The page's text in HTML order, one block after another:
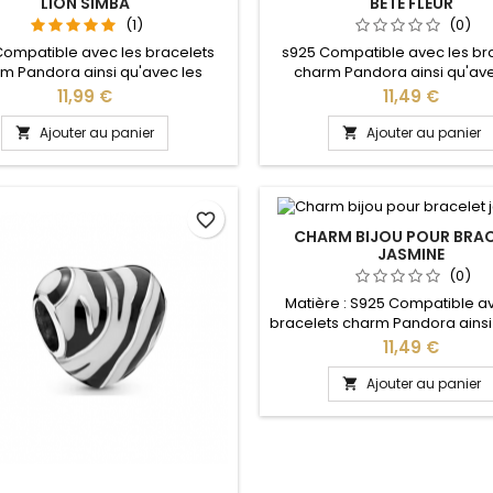
(1)
avec les bracelets
Pandora ainsi qu'avec les
charm de notre site idéal
Saint Valentin, anniversaire,
anniversaire de mariage
Prix
11,99 €
 Ajouter au panier
(0)
s925 Compatible avec les
charm Pandora ainsi
bracelets charm de notre
pour : Noël, Saint Valentin,
cadeau fête
Prix
11,49 €
 Ajouter au panier
favorite_border
CHARM BIJOU POUR
JASMINE
(0)
Matière : S925 Compatible
bracelets charm Pandora
les bracelets charm de notre
pour : Noël, Saint Valentin,
anniversaire de mariage
Prix
11,49 €
 Ajouter au panier